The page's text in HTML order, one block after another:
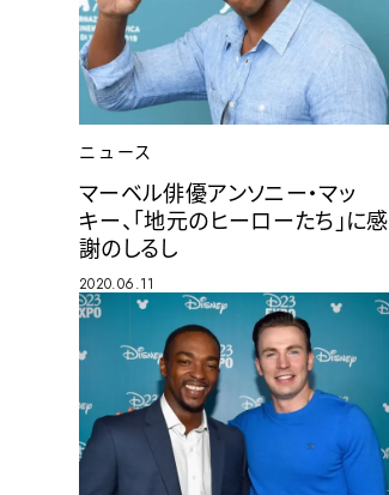
ニュース
マーベル俳優アンソニー・マッ
キー、「地元のヒーローたち」に感
謝のしるし
2020.06.11